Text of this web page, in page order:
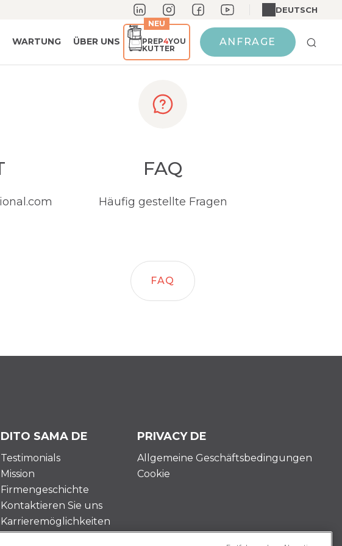
DEUTSCH
WARTUNG ÜBER UNS PREP4YOU
KUTTER
NEU
ANFRAGE
FAQ
Häufig gestellte Fragen
FAQ
DITO SAMA DE
Testimonials
Mission
Firmengeschichte
Kontaktieren Sie uns
Karrieremöglichkeiten
PRIVACY DE
Allgemeine Geschäftsbedingungen
Cookie